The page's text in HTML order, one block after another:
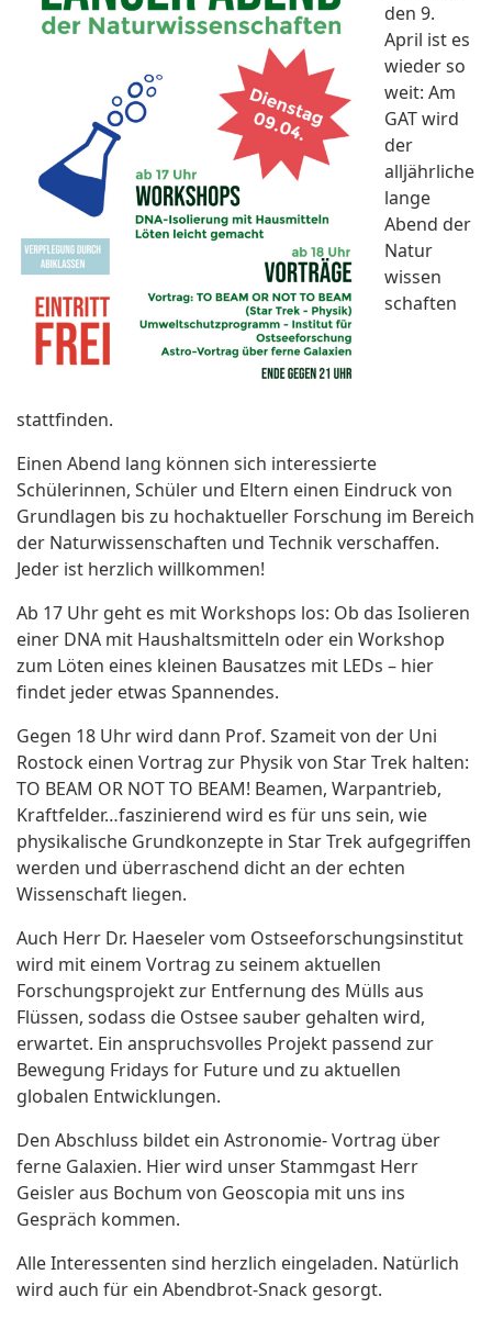
den 9.
April ist es
wieder so
weit: Am
GAT wird
der
alljährliche
lange
Abend der
Natur
wissen
schaften
stattfinden.
Einen Abend lang können sich interessierte
Schülerinnen, Schüler und Eltern einen Eindruck von
Grundlagen bis zu hochaktueller Forschung im Bereich
der Naturwissenschaften und Technik verschaffen.
Jeder ist herzlich willkommen!
Ab 17 Uhr geht es mit Workshops los: Ob das Isolieren
einer DNA mit Haushaltsmitteln oder ein Workshop
zum Löten eines kleinen Bausatzes mit LEDs – hier
findet jeder etwas Spannendes.
Gegen 18 Uhr wird dann Prof. Szameit von der Uni
Rostock einen Vortrag zur Physik von Star Trek halten:
TO BEAM OR NOT TO BEAM! Beamen, Warpantrieb,
Kraftfelder…faszinierend wird es für uns sein, wie
physikalische Grundkonzepte in Star Trek aufgegriffen
werden und überraschend dicht an der echten
Wissenschaft liegen.
Auch Herr Dr. Haeselervom Ostseeforschungsinstitut
wird mit einem Vortrag zu seinem aktuellen
Forschungsprojekt zur Entfernung des Mülls aus
Flüssen, sodass die Ostsee sauber gehalten wird,
erwartet. Ein anspruchsvolles Projekt passend zur
Bewegung Fridays for Future und zu aktuellen
globalen Entwicklungen.
Den Abschluss bildet ein Astronomie- Vortrag über
ferne Galaxien. Hier wird unser Stammgast Herr
Geisler aus Bochum von Geoscopia mit uns ins
Gespräch kommen.
Alle Interessenten sind herzlich eingeladen. Natürlich
wird auch für ein Abendbrot-Snack gesorgt.